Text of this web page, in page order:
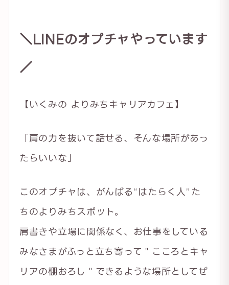
＼LINEのオプチャやっています
／
【いくみの よりみちキャリアカフェ】
「肩の力を抜いて話せる、そんな場所があっ
たらいいな」
このオプチャは、がんばる“はたらく人”た
ちのよりみちスポット。
肩書きや立場に関係なく、お仕事をしている
みなさまがふっと立ち寄って＂こころとキャ
リアの棚おろし＂できるような場所としてぜ